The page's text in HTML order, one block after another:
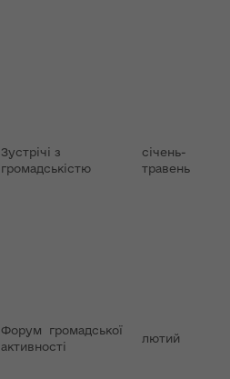
Зустрічі з
громадськістю
січень-
травень
Форум громадської
активності
лютий